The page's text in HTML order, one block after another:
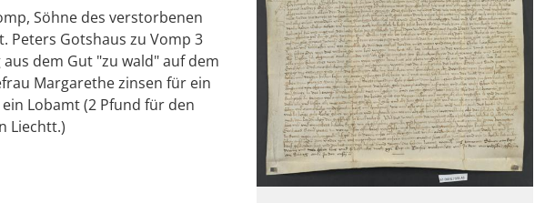
Söhne des verstorbenen
Peters Gotshaus zu Vomp 3
dem Gut "zu wald" auf dem
Margarethe zinsen für ein
Lobamt (2 Pfund für den
Liechtt.)